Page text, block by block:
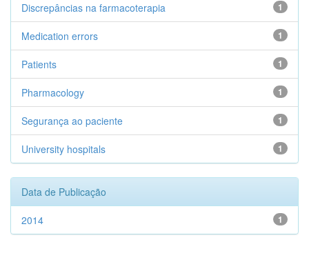
1
Discrepâncias na farmacoterapia
1
Medication errors
1
Patients
1
Pharmacology
1
Segurança ao paciente
1
University hospitals
Data de Publicação
1
2014